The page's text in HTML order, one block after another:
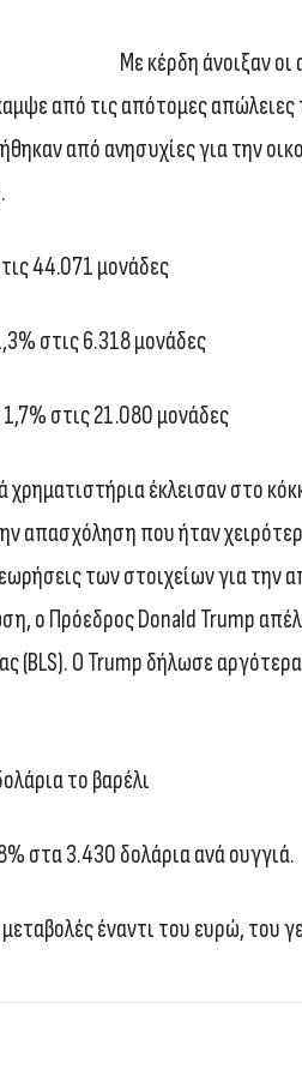
Με κέρδη άνοιξαν οι
από τις απότομες
από ανησυχίες για την
44.071 μονάδες
στις 6.318 μονάδες
στις 21.080 μονάδες
χρηματιστήρια έκλεισαν στο
απασχόληση που ήταν
των στοιχείων για την
ο Πρόεδρος Donald Trump
(BLS). Ο Trump δήλωσε
το βαρέλι
στα 3.430 δολάρια ανά ουγγιά.
έναντι του ευρώ, του